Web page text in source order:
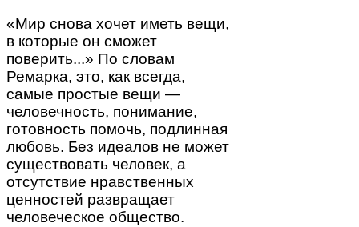
«Мир снова хочет иметь вещи,
в которые он сможет
поверить...» По словам
Ремарка, это, как всегда,
самые простые вещи —
человечность, понимание,
готовность помочь, подлинная
любовь. Без идеалов не может
существовать человек, а
отсутствие нравственных
ценностей развращает
человеческое общество.